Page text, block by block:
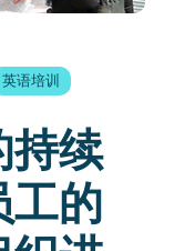
英语培训
持续
工的